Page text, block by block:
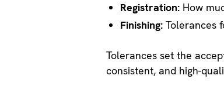
Registration:How
Finishing:Tolerances
Tolerances set the
consistent, and high-